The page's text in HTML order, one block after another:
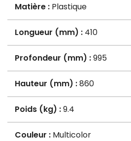
Matière : Plastique
Longueur (mm) : 410
Profondeur (mm) :995
Hauteur (mm) :860
Poids (kg) :9.4
Couleur : Multicolor